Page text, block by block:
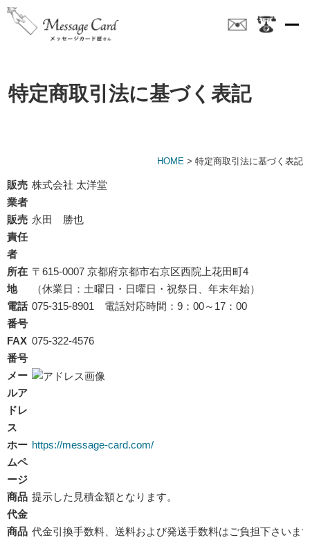
特定商取引法に基づく表記
HOME > 特定商取引法に基づく表記
販売
業者
株式会社 太洋堂
販売
責任
者
永田 勝也
所在
地
〒615-0007 京都府京都市右京区西院上花田町4
（休業日：土曜日・日曜日・祝祭日、年末年始）
電話
番号
075-315-8901 電話対応時間：9：00～17：00
FAX
番号
075-322-4576
メー
ルア
ドレ
ス
ホー
ムペ
ージ
https://message-card.com/
商品
代金
提示した見積金額となります。
商品 代金引換手数料、送料および発送手数料はご負担下さいま